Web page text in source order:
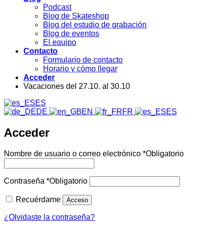
Podcast
Blog de Skateshop
Blog del estudio de grabación
Blog de eventos
El equipo
Contacto
Formulario de contacto
Horario y cómo llegar
Acceder
Vacaciones del 27.10. al 30.10
ES
DE
EN FR ES
Acceder
Nombre de usuario o correo electrónico *Obligatorio
Contraseña *Obligatorio
Recuérdame Acceso
¿Olvidaste la contraseña?